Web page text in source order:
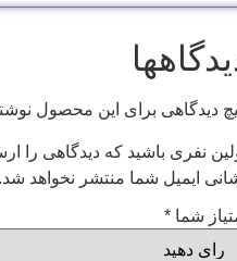
دیدگاهی برای این محصول
نفری باشید که دیدگاهی را
ایمیل شما منتشر نخواهد شد.
شما *